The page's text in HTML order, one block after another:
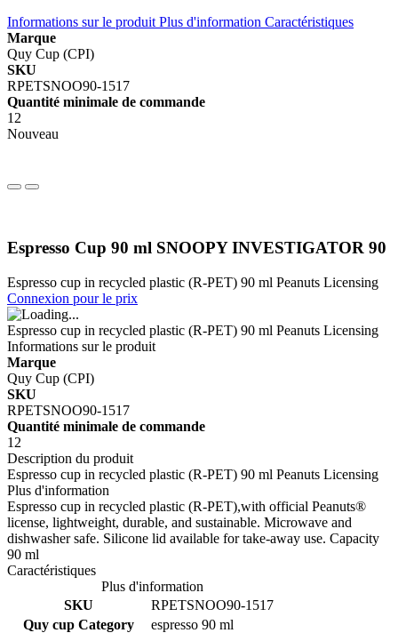
Informations sur le produit Plus d'information Caractéristiques
Marque
Quy Cup (CPI)
SKU
RPETSNOO90-1517
Quantité minimale de commande
12
Nouveau
Espresso Cup 90 ml SNOOPY INVESTIGATOR 90
Espresso cup in recycled plastic (R-PET) 90 ml Peanuts Licensing
Connexion pour le prix
Espresso cup in recycled plastic (R-PET) 90 ml Peanuts Licensing
Informations sur le produit
Marque
Quy Cup (CPI)
SKU
RPETSNOO90-1517
Quantité minimale de commande
12
Description du produit
Espresso cup in recycled plastic (R-PET) 90 ml Peanuts Licensing
Plus d'information
Espresso cup in recycled plastic (R-PET),with official Peanuts®
license, lightweight, durable, and sustainable. Microwave and
dishwasher safe. Silicone lid available for take-away use. Capacity
90 ml
Caractéristiques
Plus d'information
SKU
RPETSNOO90-1517
Quy cup Category
espresso 90 ml